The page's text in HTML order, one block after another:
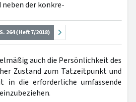
der konkre-
S. 264 (Heft 7/2018)
auch die Persönlichkeit des
Zustand zum Tatzeitpunkt und
in die erforderliche umfassende